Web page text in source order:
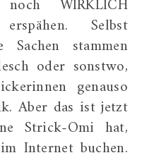
WIRKLICH
Selbst
Sachen stammen
oder sonstwo,
genauso
Aber das ist jetzt
Strick-Omi hat,
Internet buchen.